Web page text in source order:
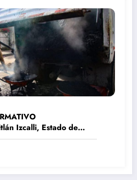
Izcalli, Estado de
del 2024